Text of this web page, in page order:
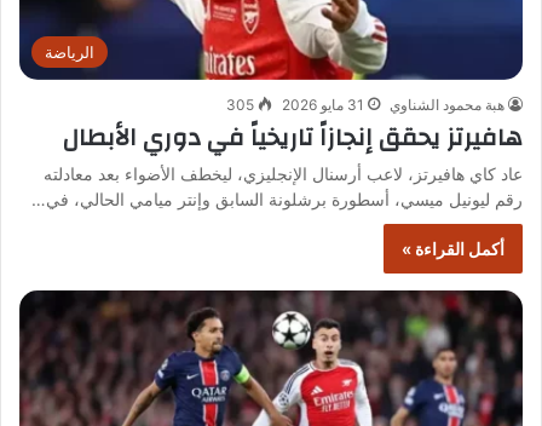
الرياضة
هبة محمود الشناوي 31 مايو 2026 305
هافيرتز يحقق إنجازاً تاريخياً في دوري الأبطال
عاد كاي هافيرتز، لاعب أرسنال الإنجليزي، ليخطف الأضواء بعد معادلته
رقم ليونيل ميسي، أسطورة برشلونة السابق وإنتر ميامي الحالي، في…
أكمل القراءة »